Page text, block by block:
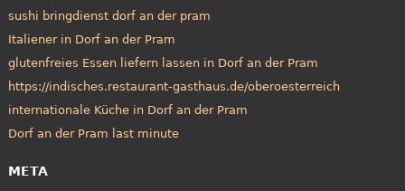
sushi bringdienst dorf an der pram
Italiener in Dorf an der Pram
glutenfreies Essen liefern lassen in Dorf an der Pram
https://indisches.restaurant-gasthaus.de/oberoesterreich
internationale Küche in Dorf an der Pram
Dorf an der Pram last minute
META